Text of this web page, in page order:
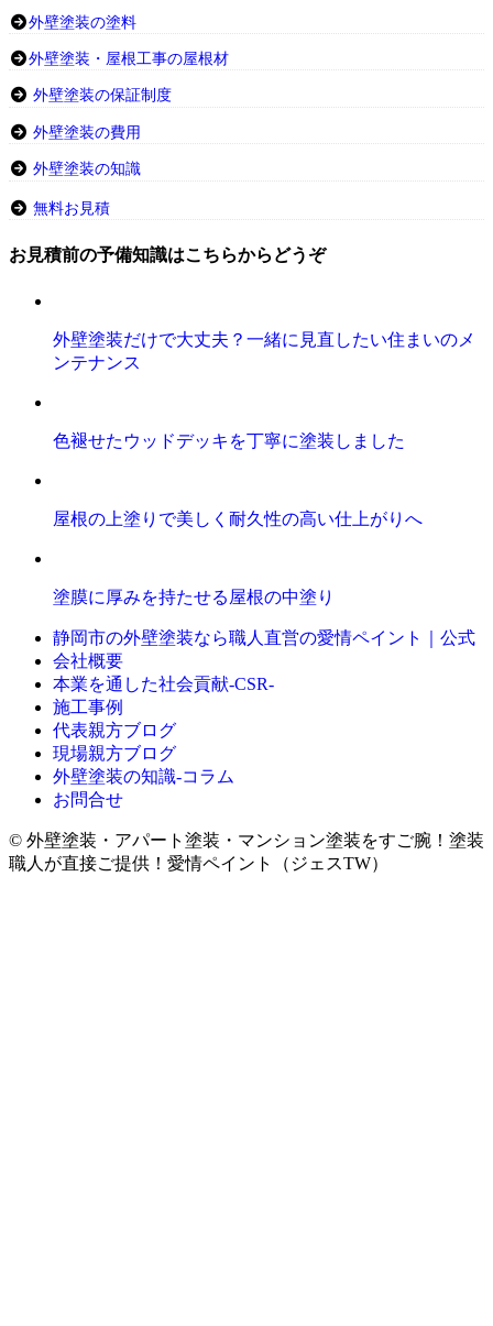
外壁塗装の塗料
外壁塗装・屋根工事の屋根材
外壁塗装の保証制度
外壁塗装の費用
外壁塗装の知識
無料お見積
お見積前の予備知識はこちらからどうぞ
外壁塗装だけで大丈夫？一緒に見直したい住まいのメ
ンテナンス
色褪せたウッドデッキを丁寧に塗装しました
屋根の上塗りで美しく耐久性の高い仕上がりへ
塗膜に厚みを持たせる屋根の中塗り
静岡市の外壁塗装なら職人直営の愛情ペイント｜公式
会社概要
本業を通した社会貢献-CSR-
施工事例
代表親方ブログ
現場親方ブログ
外壁塗装の知識‐コラム
お問合せ
© 外壁塗装・アパート塗装・マンション塗装をすご腕！塗装
職人が直接ご提供！愛情ペイント（ジェスTW）